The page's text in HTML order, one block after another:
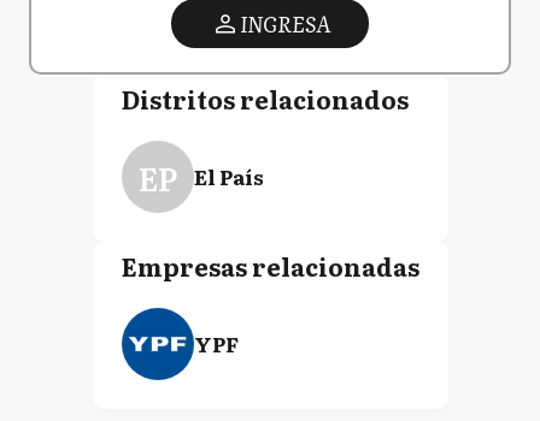
INGRESA
Distritos relacionados
EP El País
Empresas relacionadas
YPF